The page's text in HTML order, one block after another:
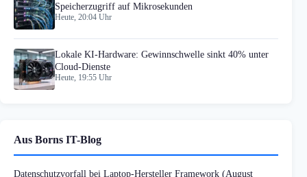
Speicherzugriff auf Mikrosekunden
Heute, 20:04 Uhr
Lokale KI-Hardware: Gewinnschwelle sinkt 40% unter
Cloud-Dienste
Heute, 19:55 Uhr
Aus Borns IT-Blog
Datenschutzvorfall bei Laptop-Hersteller Framework (August